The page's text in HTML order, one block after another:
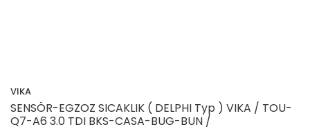
VIKA
SENSÖR-EGZOZ SICAKLIK ( DELPHI Typ ) VIKA / TOU-
Q7-A6 3.0 TDI BKS-CASA-BUG-BUN /